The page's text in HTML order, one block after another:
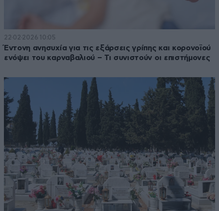
22·02·2026 10:05
Έντονη ανησυχία για τις εξάρσεις γρίπης και κορονοϊού
ενόψει του καρναβαλιού – Τι συνιστούν οι επιστήμονες